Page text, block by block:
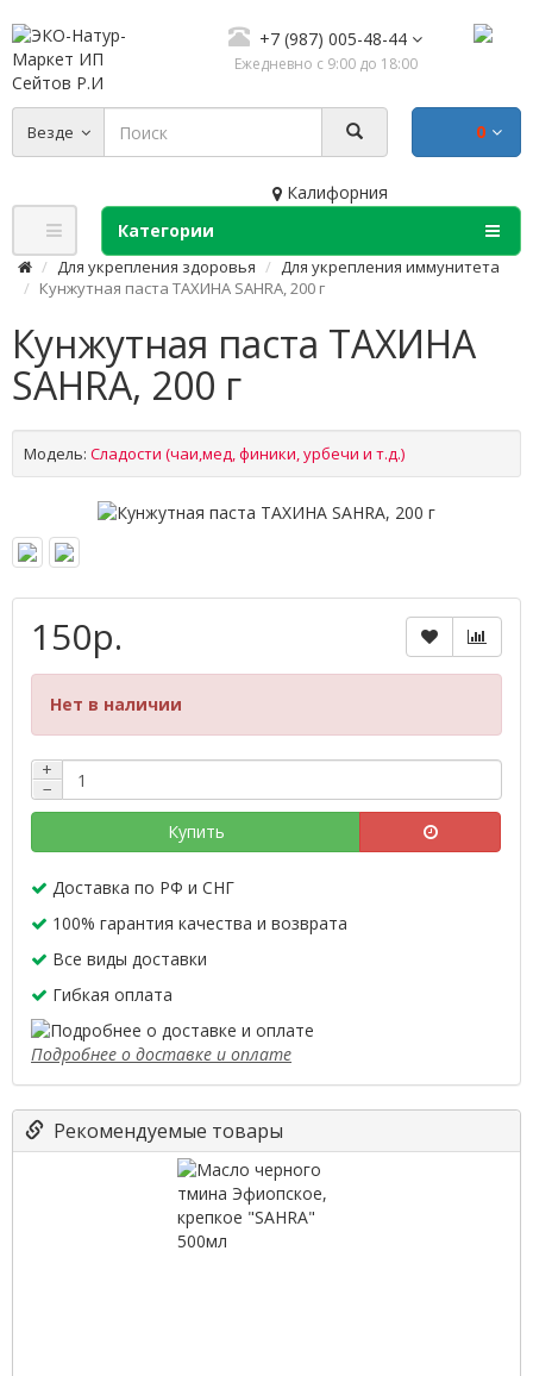
+7 (987) 005-48-44
Ежедневно с 9:00 до 18:00
Везде
Калифорния
0
Категории
Для укрепления здоровья
Для укрепления иммунитета
Кунжутная паста ТАХИНА SAHRA, 200 г
Кунжутная паста ТАХИНА
SAHRA, 200 г
Модель: Сладости (чаи,мед, финики, урбечи и т.д.)
150р.
Нет в наличии
+
−
Купить
Доставка по РФ и СНГ
100% гарантия качества и возврата
Все виды доставки
Гибкая оплата
Подробнее о доставке и оплате
Рекомендуемые товары